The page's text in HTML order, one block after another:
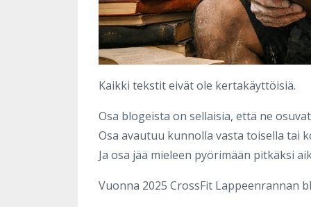
Kaikki tekstit eivät ole kertakäyttöisiä.
Osa blogeista on sellaisia, että ne
Osa avautuu kunnolla vasta toisella tai
Ja osa jää mieleen pyörimään pitkäksi
Vuonna 2025 CrossFit Lappeenrannan